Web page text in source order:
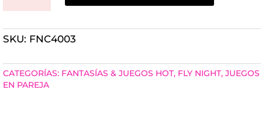
FIND
ME
FLY
SKU: FNC4003
CATEGORÍAS: FANTASÍAS & JUEGOS HOT, FLY NIGHT, JUEGOS
EN PAREJA